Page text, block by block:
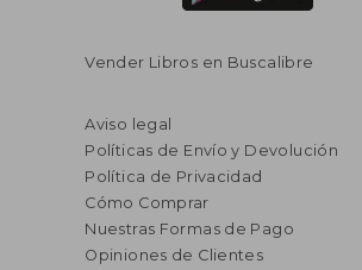
Vender Libros en Buscalibre
Aviso legal
Políticas de Envío y Devolución
Política de Privacidad
Cómo Comprar
Nuestras Formas de Pago
Opiniones de Clientes